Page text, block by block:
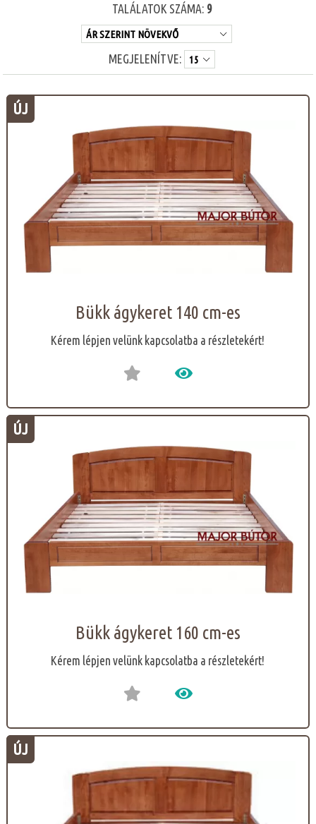
TALÁLATOK SZÁMA: 9
MEGJELENÍTVE:
ÚJ
Bükk ágykeret 140 cm-es
Kérem lépjen velünk kapcsolatba a részletekért!
ÚJ
Bükk ágykeret 160 cm-es
Kérem lépjen velünk kapcsolatba a részletekért!
ÚJ